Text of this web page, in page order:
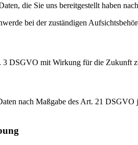
die Sie uns bereitgestellt haben
bei der zuständigen
3 DSGVO mit Wirkung für die Zukunft
nach Maßgabe des Art. 21